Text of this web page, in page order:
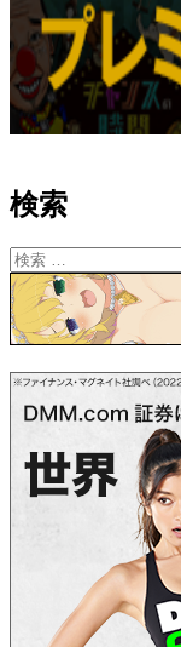
ー
シ
ョ
ン
検索
検
索: